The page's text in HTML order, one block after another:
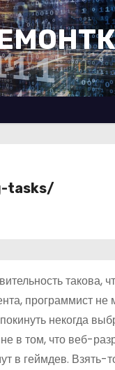
tasks/
такова,
программист не
некогда
в том, что веб-
в геймдев. Взять-